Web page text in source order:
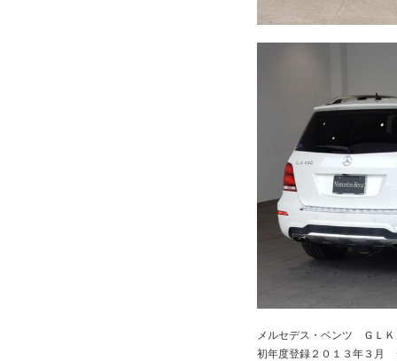
メルセデス・ベンツ ＧＬ
初年度登録２０１３年３月